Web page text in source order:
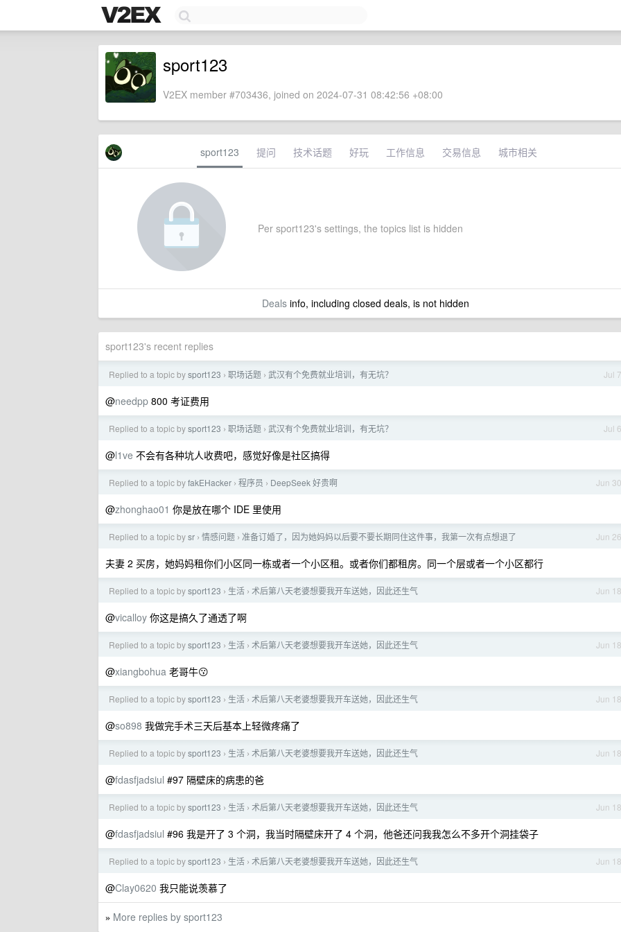
sport123
V2EX member #703436, joined on 2024-07-31 08:42:56 +08:00
sport123 提问 技术话题 好玩 工作信息 交易信息 城市相关
Per sport123's settings, the topics list is hidden
Dealsinfo, including closed deals, is not hidden
sport123's recent replies
Jul 7
Replied to a topic bysport123 › 职场话题 › 武汉有个免费就业培训，有无坑？
@needpp 800 考证费用
Jul 6
Replied to a topic bysport123 › 职场话题 › 武汉有个免费就业培训，有无坑？
@l1ve 不会有各种坑人收费吧，感觉好像是社区搞得
Jun 30
Replied to a topic byfakEHacker › 程序员 › DeepSeek 好贵啊
@zhonghao01 你是放在哪个 IDE 里使用
Jun 26
Replied to a topic bysr › 情感问题 › 准备订婚了，因为她妈妈以后要不要长期同住这件事，我第一次有点想退了
夫妻 2 买房，她妈妈租你们小区同一栋或者一个小区租。或者你们都租房。同一个层或者一个小区都行
Jun 18
Replied to a topic bysport123 › 生活 › 术后第八天老婆想要我开车送她，因此还生气
@vicalloy 你这是搞久了通透了啊
Jun 18
Replied to a topic bysport123 › 生活 › 术后第八天老婆想要我开车送她，因此还生气
@xiangbohua 老哥牛😗
Jun 18
Replied to a topic bysport123 › 生活 › 术后第八天老婆想要我开车送她，因此还生气
@so898 我做完手术三天后基本上轻微疼痛了
Jun 18
Replied to a topic bysport123 › 生活 › 术后第八天老婆想要我开车送她，因此还生气
@fdasfjadsiul #97 隔壁床的病患的爸
Jun 18
Replied to a topic bysport123 › 生活 › 术后第八天老婆想要我开车送她，因此还生气
@fdasfjadsiul #96 我是开了 3 个洞，我当时隔壁床开了 4 个洞，他爸还问我我怎么不多开个洞挂袋子
Jun 18
Replied to a topic bysport123 › 生活 › 术后第八天老婆想要我开车送她，因此还生气
@Clay0620 我只能说羡慕了
» More replies by sport123